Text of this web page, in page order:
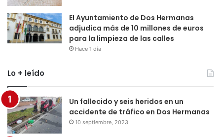
El Ayuntamiento de Dos Hermanas
adjudica más de 10 millones de euros
para la limpieza de las calles
Hace 1 día
Lo + leído
Un fallecido y seis heridos en un
accidente de tráfico en Dos Hermanas
10 septiembre, 2023